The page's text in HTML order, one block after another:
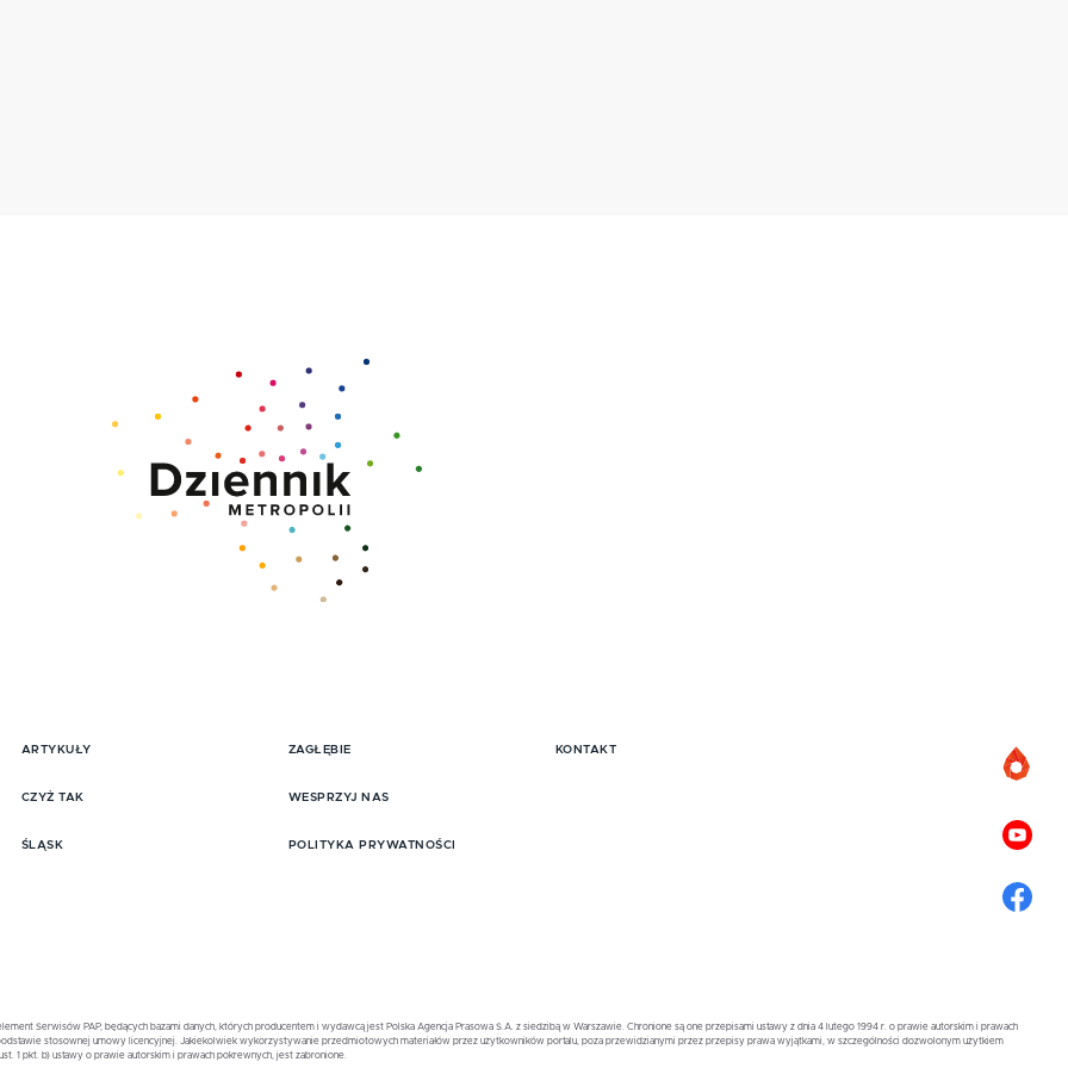
się do Newslttera
ARTYKUŁY
CZYŻ TAK
ŚLĄSK
ZAGŁĘBIE
WESPRZYJ NAS
POLITYKA PRYWATNOŚCI
KONTAKT
Serwisów PAP, będących bazami danych, których producentem i wydawcą jest Polska Agencja Prasowa S.A. z siedzibą w Warszawie. Chronione są one przepisami ustawy z dnia 4 lutego 1994 r. o prawie autorskim i prawach
stosownej umowy licencyjnej. Jakiekolwiek wykorzystywanie przedmiotowych materiałów przez użytkowników portalu, poza przewidzianymi przez przepisy prawa wyjątkami, w szczególności dozwolonym użytkiem
1 pkt. b) ustawy o prawie autorskim i prawach pokrewnych, jest zabronione.